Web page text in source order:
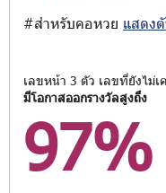
#สำหรับคอหวย แสดง
เลขหน้า 3 ตัว เลขที่ยังไม่เ
มีโอกาสออกรางวัลสูงถึง
97%